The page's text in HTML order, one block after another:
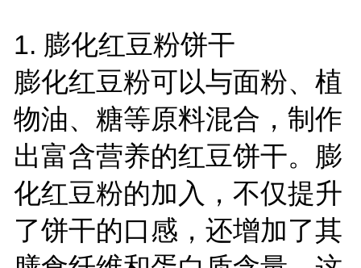
1. 膨化红豆粉饼干
膨化红豆粉可以与面粉、植
物油、糖等原料混合，制作
出富含营养的红豆饼干。膨
化红豆粉的加入，不仅提升
了饼干的口感，还增加了其